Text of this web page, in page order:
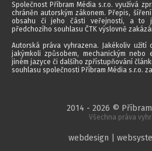
Společnost Příbram Média s.r.o. využívá
chráněn autorským zákonem. Přepis,
obsahu či jeho části veřejnosti, a to
předchozího souhlasu ČTK výslovně
Autorská práva vyhrazena. Jakékoliv
jakýmkoli způsobem, mechanickým nebo
jiném jazyce či dalšího zpřístupňování
souhlasu společnosti Příbram Média s.r.o.
2014 - 2026 © Příbram
Všechna práva
webdesign |